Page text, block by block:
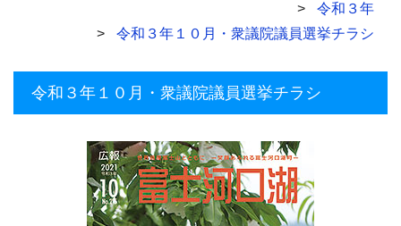
令和３年
令和３年１０月・衆議院議員選挙チラシ
令和３年１０月・衆議院議員選挙チラシ